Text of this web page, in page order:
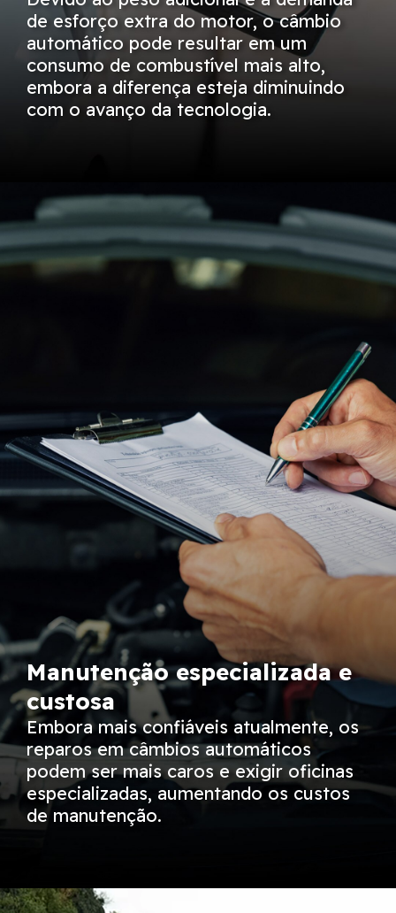
de esforço extra do motor, o câmbio
automático pode resultar em um
consumo de combustível mais alto,
embora a diferença esteja diminuindo
com o avanço da tecnologia.
Manutenção especializada e
custosa
Embora mais confiáveis atualmente, os
reparos em câmbios automáticos
podem ser mais caros e exigir oficinas
especializadas, aumentando os custos
de manutenção.